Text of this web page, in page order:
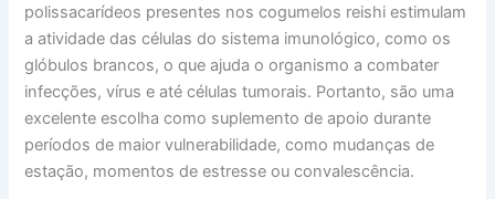
polissacarídeos presentes nos cogumelos reishi estimulam
a atividade das células do sistema imunológico, como os
glóbulos brancos, o que ajuda o organismo a combater
infecções, vírus e até células tumorais. Portanto, são uma
excelente escolha como suplemento de apoio durante
períodos de maior vulnerabilidade, como mudanças de
estação, momentos de estresse ou convalescência.